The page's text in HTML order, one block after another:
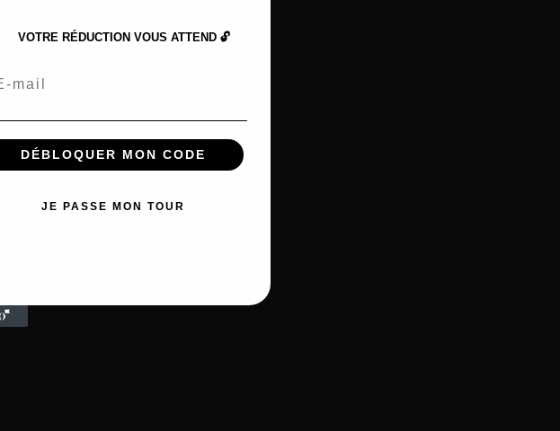
VOTRE RÉDUCTION VOUS ATTEND 🔓
DÉBLOQUER MON CODE
JE PASSE MON TOUR